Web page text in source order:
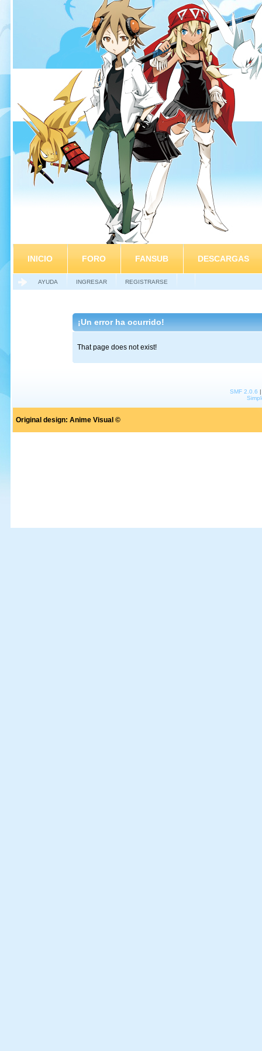
INICIO FORO FANSUB DESCARGAS
AYUDA INGRESAR REGISTRARSE
¡Un error ha ocurrido!
That page does not exist!
SMF 2.0.6
Original design: Anime Visual ©